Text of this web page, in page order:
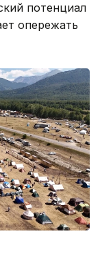
потенциал
опережать